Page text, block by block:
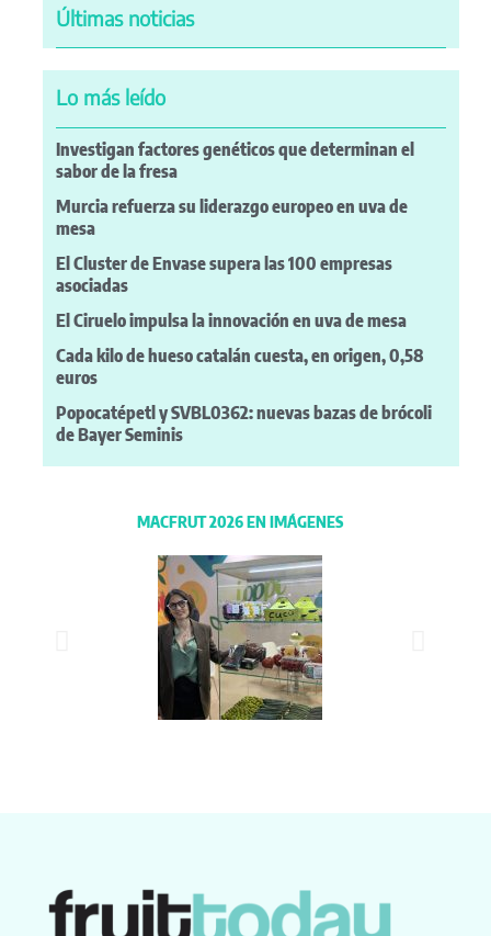
Últimas noticias
Lo más leído
Investigan factores genéticos que determinan el
sabor de la fresa
Murcia refuerza su liderazgo europeo en uva de
mesa
El Cluster de Envase supera las 100 empresas
asociadas
El Ciruelo impulsa la innovación en uva de mesa
Cada kilo de hueso catalán cuesta, en origen, 0,58
euros
Popocatépetl y SVBL0362: nuevas bazas de brócoli
de Bayer Seminis
MACFRUT 2026 EN IMÁGENES